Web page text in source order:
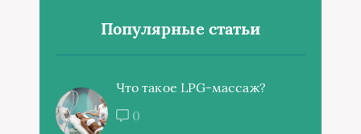
Популярные статьи
Что такое LPG-массаж?
0